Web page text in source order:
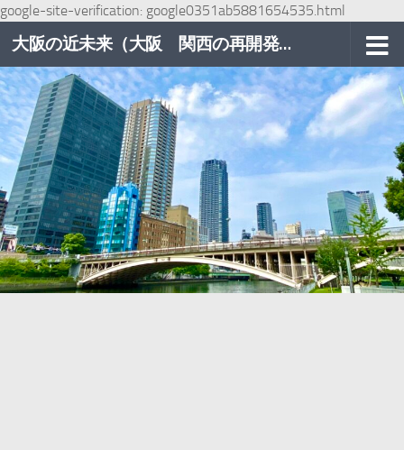
google-site-verification: google0351ab5881654535.html
コンテンツへスキップ
大阪の近未来（大阪 関西の再開発巡り）